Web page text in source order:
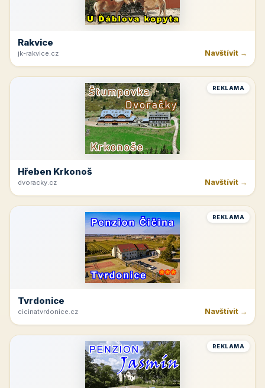
Rakvice
jk-rakvice.cz Navštívit →
REKLAMA
Hřeben Krkonoš
dvoracky.cz Navštívit →
REKLAMA
Tvrdonice
cicinatvrdonice.cz Navštívit →
REKLAMA